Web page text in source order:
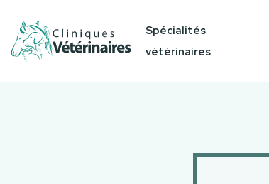
Spécialités
vétérinaires